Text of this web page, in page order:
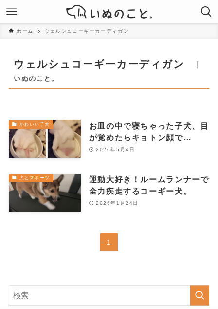
ホーム ウェルシュコーギーカーディガン
ウェルシュコーギーカーディガン
いぬのこと。
かわいい子犬
お皿の中で寝ちゃった子犬、目
が覚めたらキョトン顔で…
2026年5月4日
犬とスポーツ
運動大好き！ルームランナーで
全力疾走するコーギー犬。
2026年1月24日
1